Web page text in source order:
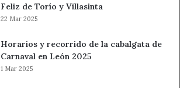
Feliz de Torío y Villasinta
22 Mar 2025
Horarios y recorrido de la cabalgata de
Carnaval en León 2025
1 Mar 2025